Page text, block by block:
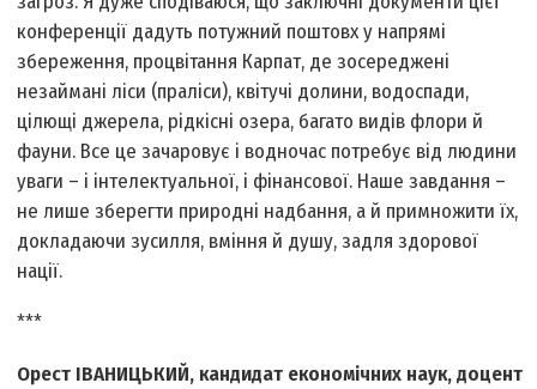
конференції дадуть потужний поштовх у напрямі
збереження, процвітання Карпат, де зосереджені
незаймані ліси (праліси), квітучі долини, водоспади,
цілющі джерела, рідкісні озера, багато видів флори й
фауни. Все це зачаровує і водночас потребує від людини
уваги – і інтелектуальної, і фінансової. Наше завдання –
не лише зберегти природні надбання, а й примножити їх,
докладаючи зусилля, вміння й душу, задля здорової
нації.
***
Орест ІВАНИЦЬКИЙ, кандидат економічних наук, доцент